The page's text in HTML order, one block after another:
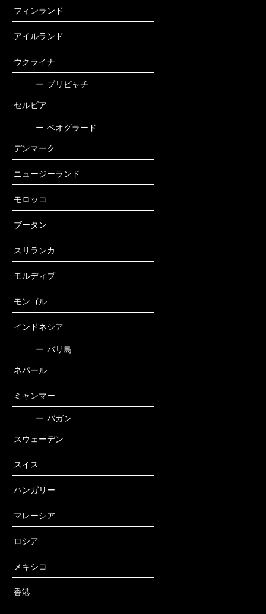
フィンランド
アイルランド
ウクライナ
ー プリピャチ
セルビア
ー ベオグラード
デンマーク
ニュージーランド
モロッコ
ブータン
スリランカ
モルディブ
モンゴル
インドネシア
ー バリ島
ネパール
ミャンマー
ー バガン
スウェーデン
スイス
ハンガリー
マレーシア
ロシア
メキシコ
香港